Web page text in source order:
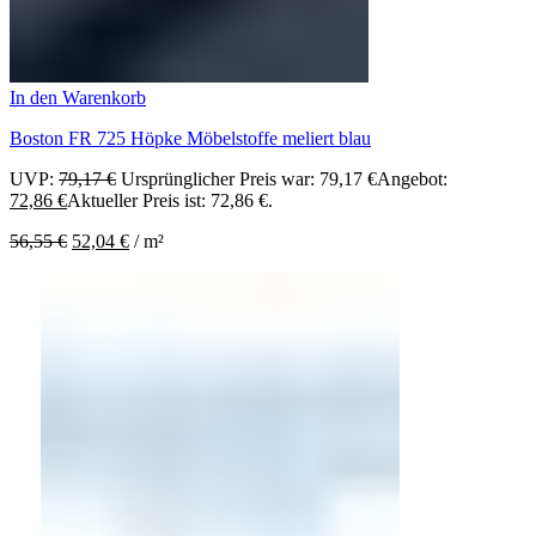
In den Warenkorb
Boston FR 725 Höpke Möbelstoffe meliert blau
UVP: 79,17€ Ursprünglicher Preis war: 79,17 €Angebot:
72,86 €Aktueller Preis ist: 72,86 €.
56,55€ 52,04 € /m²